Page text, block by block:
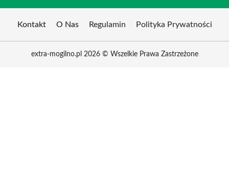
Kontakt O Nas Regulamin Polityka Prywatności
extra-mogilno.pl 2026 © Wszelkie Prawa Zastrzeżone